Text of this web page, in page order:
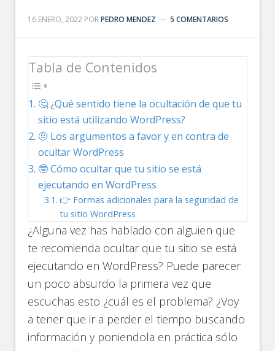
16 ENERO, 2022 PORPEDRO MENDEZ 5 COMENTARIOS
Tabla de Contenidos
🤔 ¿Qué sentido tiene la ocultación de que tu
sitio está utilizando WordPress?
🤨 Los argumentos a favor y en contra de
ocultar WordPress
🤓 Cómo ocultar que tu sitio se está
ejecutando en WordPress
👉 Formas adicionales para la seguridad de
tu sitio WordPress
¿Alguna vez has hablado con alguien que
te recomienda ocultar que tu sitio se está
ejecutando en WordPress? Puede parecer
un poco absurdo la primera vez que
escuchas esto ¿cuál es el problema? ¿Voy
a tener que ir a perder el tiempo buscando
información y poniendola en práctica sólo